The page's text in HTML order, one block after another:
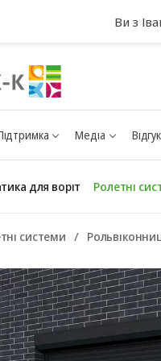
Медіа
для воріт Ролетні
системи
Ви з